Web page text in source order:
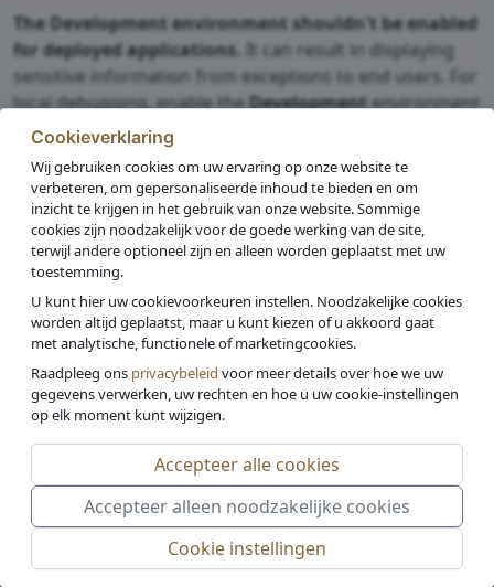
The Development environment shouldn't be enabled
for deployed applications. It can result in displaying
sensitive information from exceptions to end users. For
local debugging, enable theDevelopmentenvironment
by setting theASPNETCORE_ENVIRONMENT
environment variable to
Development
and restarting
the app.
© 2026 - Union |Privacybeleid
Cookieverklaring
Wij gebruiken cookies om uw ervaring op onze website te
verbeteren, om gepersonaliseerde inhoud te bieden en om
inzicht te krijgen in het gebruik van onze website. Sommige
cookies zijn noodzakelijk voor de goede werking van de site,
terwijl andere optioneel zijn en alleen worden geplaatst met uw
toestemming.
U kunt hier uw cookievoorkeuren instellen. Noodzakelijke cookies
worden altijd geplaatst, maar u kunt kiezen of u akkoord gaat
met analytische, functionele of marketingcookies.
Raadpleeg ons privacybeleid voor meer details over hoe we uw
gegevens verwerken, uw rechten en hoe u uw cookie-instellingen
op elk moment kunt wijzigen.
Accepteer alle cookies
Accepteer alleen noodzakelijke cookies
Cookie instellingen